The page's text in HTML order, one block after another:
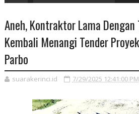
Aneh, Kontraktor Lama
Kembali Menangi Tender
Parbo
suarakerinci.id 7/29/2025 12:41:00 PM